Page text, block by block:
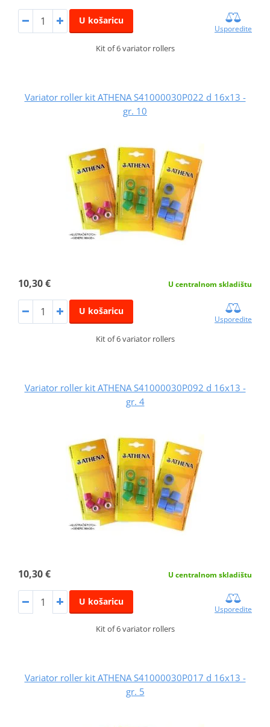
U košaricu
Usporedite
Kit of 6 variator rollers
Variator roller kit ATHENA S41000030P022 d 16x13 -
gr. 10
10,30 € U centralnom skladištu
U košaricu
Usporedite
Kit of 6 variator rollers
Variator roller kit ATHENA S41000030P092 d 16x13 -
gr. 4
10,30 € U centralnom skladištu
U košaricu
Usporedite
Kit of 6 variator rollers
Variator roller kit ATHENA S41000030P017 d 16x13 -
gr. 5